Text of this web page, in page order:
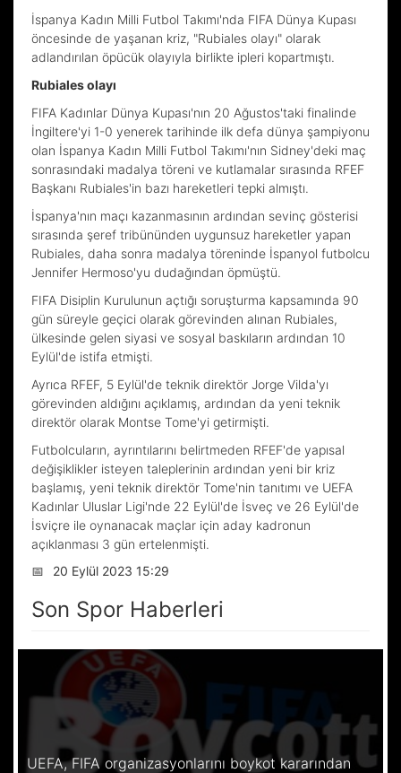
İspanya Kadın Milli Futbol Takımı'nda FIFA Dünya Kupası
öncesinde de yaşanan kriz, "Rubiales olayı" olarak
adlandırılan öpücük olayıyla birlikte ipleri kopartmıştı.
Rubiales olayı
FIFA Kadınlar Dünya Kupası'nın 20 Ağustos'taki finalinde
İngiltere'yi 1-0 yenerek tarihinde ilk defa dünya şampiyonu
olan İspanya Kadın Milli Futbol Takımı'nın Sidney'deki maç
sonrasındaki madalya töreni ve kutlamalar sırasında RFEF
Başkanı Rubiales'in bazı hareketleri tepki almıştı.
İspanya'nın maçı kazanmasının ardından sevinç gösterisi
sırasında şeref tribününden uygunsuz hareketler yapan
Rubiales, daha sonra madalya töreninde İspanyol futbolcu
Jennifer Hermoso'yu dudağından öpmüştü.
FIFA Disiplin Kurulunun açtığı soruşturma kapsamında 90
gün süreyle geçici olarak görevinden alınan Rubiales,
ülkesinde gelen siyasi ve sosyal baskıların ardından 10
Eylül'de istifa etmişti.
Ayrıca RFEF, 5 Eylül'de teknik direktör Jorge Vilda'yı
görevinden aldığını açıklamış, ardından da yeni teknik
direktör olarak Montse Tome'yi getirmişti.
Futbolcuların, ayrıntılarını belirtmeden RFEF'de yapısal
değişiklikler isteyen taleplerinin ardından yeni bir kriz
başlamış, yeni teknik direktör Tome'nin tanıtımı ve UEFA
Kadınlar Uluslar Ligi'nde 22 Eylül'de İsveç ve 26 Eylül'de
İsviçre ile oynanacak maçlar için aday kadronun
açıklanması 3 gün ertelenmişti.
📅
20 Eylül 2023 15:29
Son Spor Haberleri
UEFA, FIFA organizasyonlarını boykot kararından